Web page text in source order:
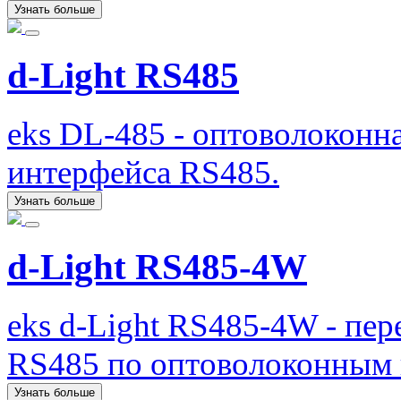
Узнать больше
d-Light RS485
eks DL-485 -
интерфейса RS485.
Узнать больше
d-Light RS485-4W
eks d-Light RS485-4W -
RS485 по оптоволоконным
Узнать больше